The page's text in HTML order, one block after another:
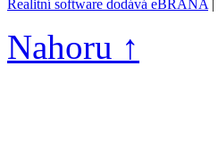
Realitní software dodává eBRÁNA |
Nahoru ↑